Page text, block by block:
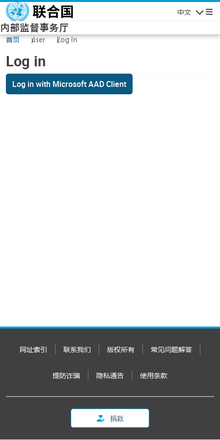
Skip to main content
中文
内部监督事务厅
首页 user Log in
Log in
Log in with Microsoft AAD Client
网址索引 联系我们 版权所有 常见问题解答
提防诈骗 隐私通告 使用条款
捐款